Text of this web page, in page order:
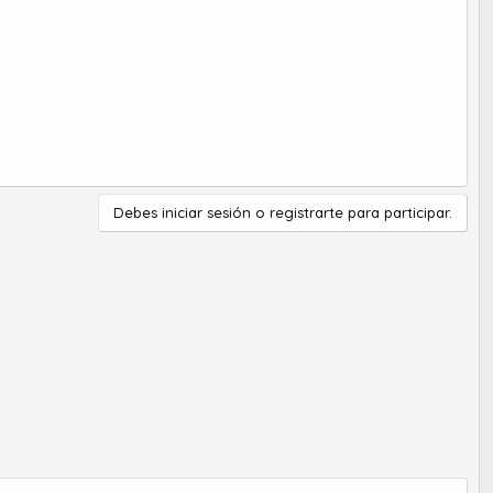
Debes iniciar sesión o registrarte para participar.